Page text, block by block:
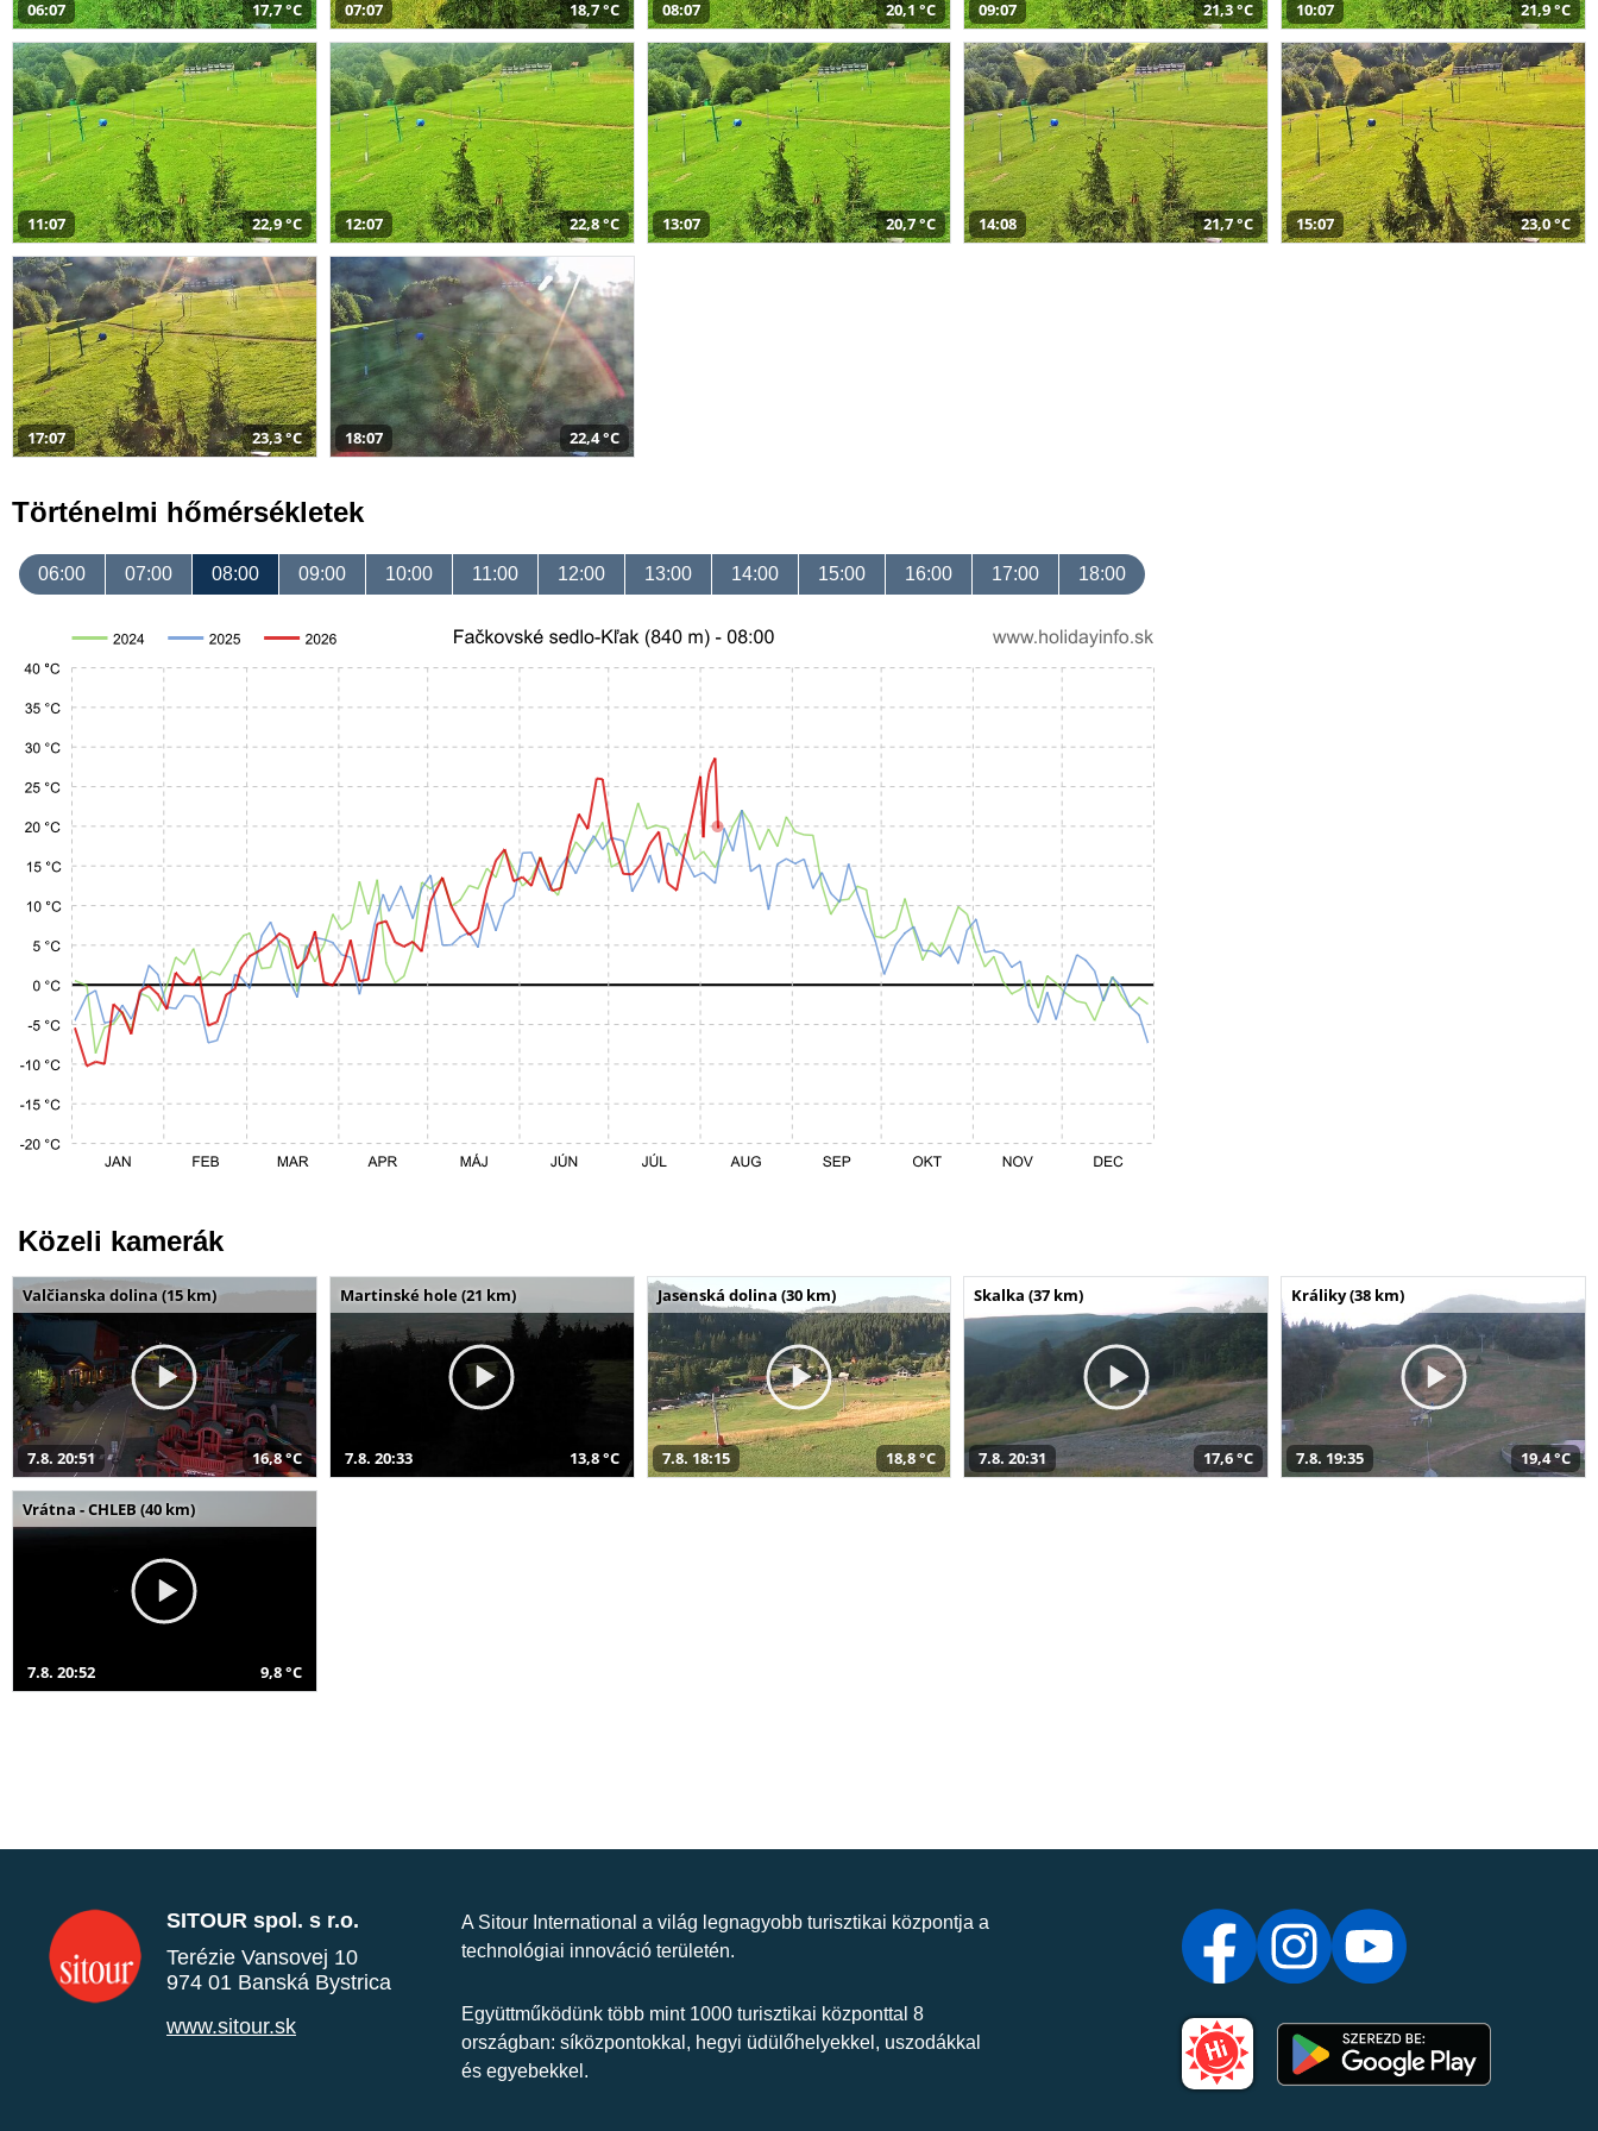
06:07 17,7 °C 07:07 18,7 °C 08:07 20,1 °C 09:07 21,3 °C 10:07 21,9 °C
11:07 22,9 °C 12:07 22,8 °C 13:07 20,7 °C 14:08 21,7 °C 15:07 23,0 °C
17:07 23,3 °C 18:07 22,4 °C
Történelmi hőmérsékletek
06:00 07:00 08:00 09:00 10:00 11:00 12:00 13:00 14:00 15:00 16:00 17:00 18:00
Közeli kamerák
Valčianska dolina (15 km)
7.8. 20:51 16,8 °C
Martinské hole (21 km)
7.8. 20:33 13,8 °C
Jasenská dolina (30 km)
7.8. 18:15 18,8 °C
Skalka (37 km)
7.8. 20:31 17,6 °C
Králiky (38 km)
7.8. 19:35 19,4 °C
Vrátna - CHLEB (40 km)
7.8. 20:52 9,8 °C
SITOUR spol. s r.o.
Terézie Vansovej 10
974 01 Banská Bystrica
www.sitour.sk
A Sitour International a világ legnagyobb turisztikai központja a
technológiai innováció területén.
Együttműködünk több mint 1000 turisztikai központtal 8
országban: síközpontokkal, hegyi üdülőhelyekkel, uszodákkal
és egyebekkel.